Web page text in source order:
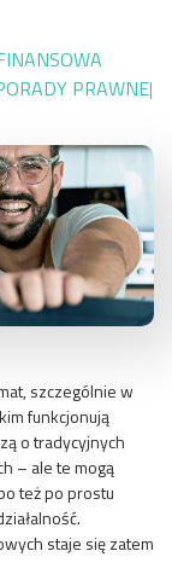
PRAWNE|
szczególnie w
funkcjonują
o tradycyjnych
– ale te mogą
też po prostu
staje się zatem